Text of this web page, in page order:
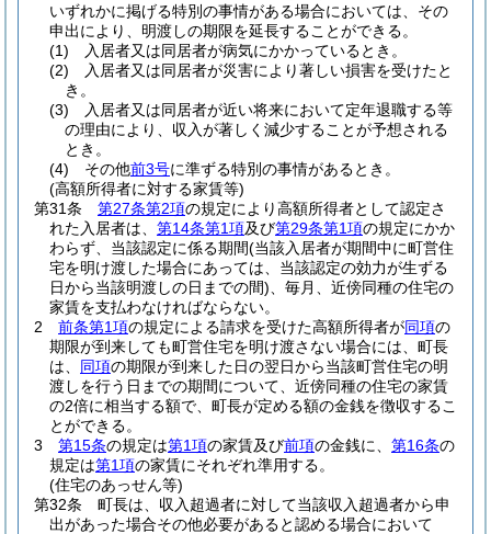
いずれかに掲げる特別の事情がある場合においては、その
申出により、明渡しの期限を延長することができる。
(1)
入居者又は同居者が病気にかかっているとき。
(2)
入居者又は同居者が災害により著しい損害を受けたと
き。
(3)
入居者又は同居者が近い将来において定年退職する等
の理由により、収入が著しく減少することが予想される
とき。
(4)
その他前3号に準ずる特別の事情があるとき。
(高額所得者に対する家賃等)
第31条
第27条第2項の規定により高額所得者として認定さ
れた入居者は、 第14条第1項及び第29条第1項の規定にかか
わらず、当該認定に係る期間(当該入居者が期間中に町営住
宅を明け渡した場合にあっては、当該認定の効力が生ずる
日から当該明渡しの日までの間) 、毎月、近傍同種の住宅の
家賃を支払わなければならない。
2
前条第1項の規定による請求を受けた高額所得者が同項の
期限が到来しても町営住宅を明け渡さない場合には、町長
は、 同項の期限が到来した日の翌日から当該町営住宅の明
渡しを行う日までの期間について、近傍同種の住宅の家賃
の2倍に相当する額で、町長が定める額の金銭を徴収するこ
とができる。
3
第15条の規定は第1項の家賃及び前項の金銭に、 第16条の
規定は第1項の家賃にそれぞれ準用する。
(住宅のあっせん等)
第32条
町長は、収入超過者に対して当該収入超過者から申
出があった場合その他必要があると認める場合において